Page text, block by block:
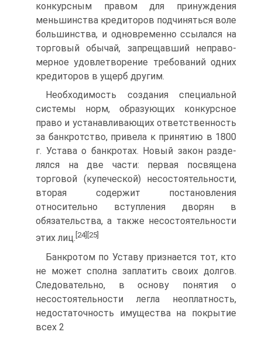
конкурсным правом для принуждения
меньшинства кредиторов подчиняться воле
большинства, и одновременно ссылался на
торговый обычай, запрещавший неправо­
мерное удовлетворение требований одних
кредиторов в ущерб другим.
Необходимость создания специальной
системы норм, образующих конкурсное
право и устанавливающих ответственность
за банкротство, привела к принятию в 1800
г. Устава о банкротах. Новый закон разде­
лялся на две части: первая посвящена
торговой (купеческой) несостоя­тельности,
вторая содержит постановления
относительно вступления дворян в
обязательства, а также несостоятельности
этих лиц. [24] [25]
Банкротом по Уставу признается тот, кто
не может сполна запла­тить своих долгов.
Следовательно, в основу понятия о
несостоятельно­сти легла неоплатность,
недостаточность имущества на покрытие
всех 2